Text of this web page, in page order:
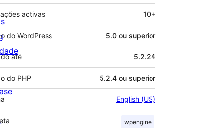
activas 10+
do WordPress 5.0 ou superior
até 5.2.24
do PHP 5.2.4 ou superior
English (US)
wpengine